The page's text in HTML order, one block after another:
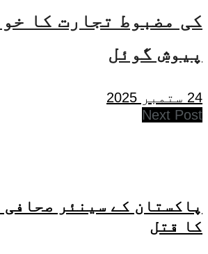
کی مضبوط تجارت کا
پیوش گوئل
24 ستمبر 2025
Next Post
پاکستان کے سینئر
کا قتل